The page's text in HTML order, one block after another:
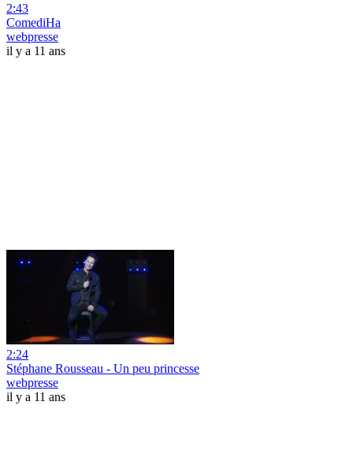
2:43
ComediHa
webpresse
il y a 11 ans
2:24
Stéphane Rousseau - Un peu princesse
webpresse
il y a 11 ans